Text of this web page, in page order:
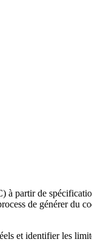
à partir de
de générer du
et identifier les